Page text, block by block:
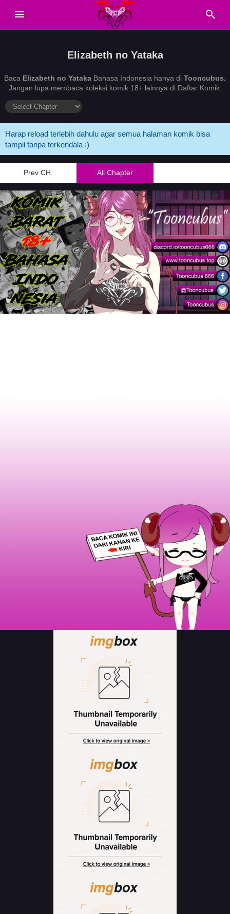
Elizabeth no Yataka
Baca Elizabeth no Yataka Bahasa Indonesia hanya di Tooncubus.
Jangan lupa membaca koleksi komik 18+ lainnya di Daftar Komik.
Harap reload terlebih dahulu agar semua halaman komik bisa
tampil tanpa terkendala :)
Prev CH. All Chapter